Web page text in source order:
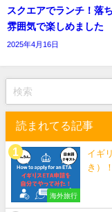
スクエアでランチ！落
雰囲気で楽しめました
2025年4月16日
読まれてる記事
海外旅行
イギ
き）